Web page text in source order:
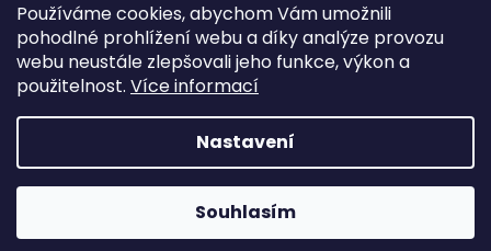
Používáme cookies, abychom Vám umožnili
pohodlné prohlížení webu a díky analýze provozu
webu neustále zlepšovali jeho funkce, výkon a
použitelnost. Více informací
Nastavení
Souhlasím
PŘIHLÁSIT SE
Copyright 2026CeliakShop.cz. Všechna práva
vyhrazena.